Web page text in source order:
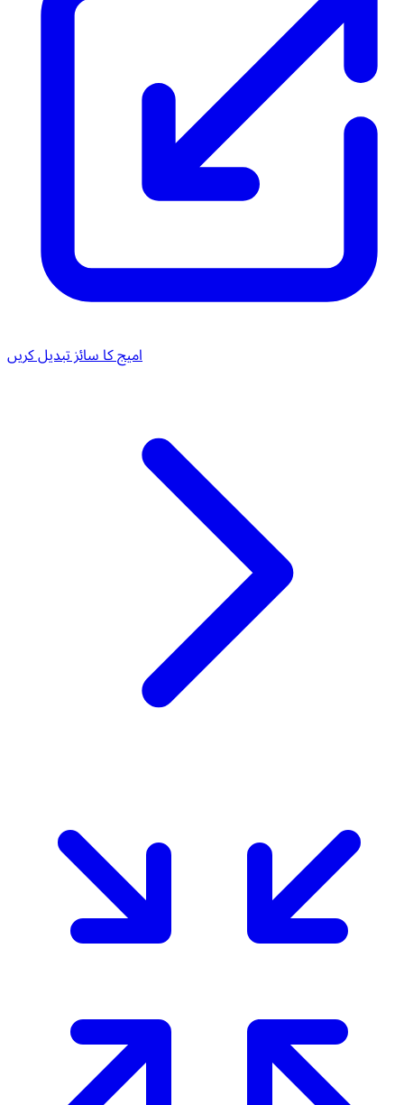
امیج کا سائز تبدیل کریں